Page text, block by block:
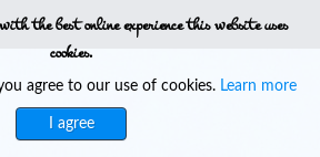
the best online experience this website uses
cookies.
agree to our use of cookies. Learn more
I agree